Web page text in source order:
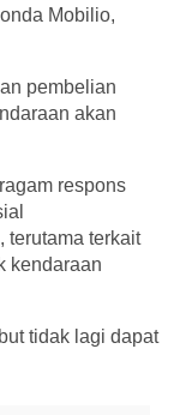
Mobilio,
pembelian
akan
respons
terutama terkait
kendaraan
tidak lagi dapat